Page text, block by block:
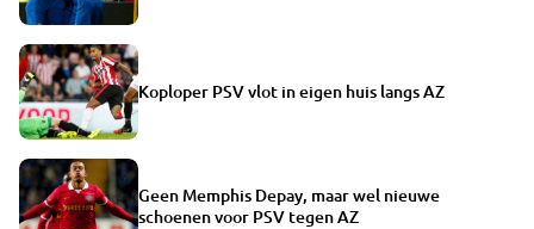
Koploper PSV vlot in eigen huis langs AZ
Geen Memphis Depay, maar wel nieuwe
schoenen voor PSV tegen AZ